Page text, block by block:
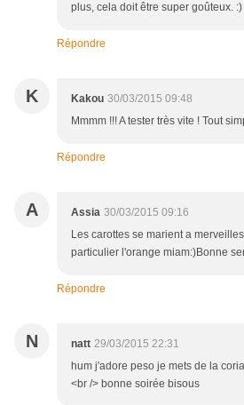
plus, cela doit être super goûteux. :)
Répondre
K Kakou 30/03/2015 09:48
Mmmm !!! A tester très vite ! Tout
Répondre
A Assia 30/03/2015 09:16
Les carottes se marient a
particulier l'orange miam:)Bonne
Répondre
N natt 29/03/2015 22:31
hum j'adore peso je mets de la
<br /> bonne soirée bisous